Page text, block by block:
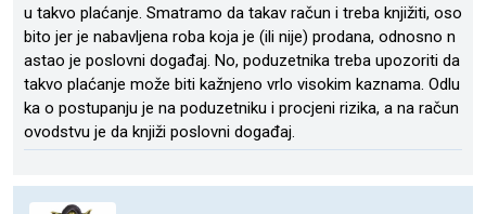
u takvo plaćanje. Smatramo da takav račun i treba knjižiti, oso
bito jer je nabavljena roba koja je (ili nije) prodana, odnosno n
astao je poslovni događaj. No, poduzetnika treba upozoriti da
takvo plaćanje može biti kažnjeno vrlo visokim kaznama. Odlu
ka o postupanju je na poduzetniku i procjeni rizika, a na račun
ovodstvu je da knjiži poslovni događaj.